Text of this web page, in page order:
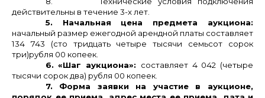
действительны в течение 3-х лет.
5. Начальная цена предмета аукциона:
начальный размер ежегодной арендной платы составляет
134 743 (сто тридцать четыре тысячи семьсот сорок
три)рубля 00 копеек.
6. «Шаг аукциона»: составляет 4 042 (четыре
тысячи сорок два) рубля 00 копеек.
7. Форма заявки на участие в аукционе,